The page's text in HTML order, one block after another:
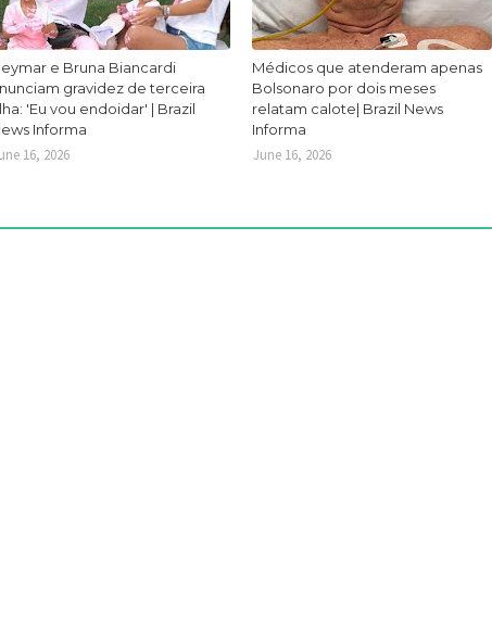
e Bruna Biancardi
gravidez de terceira
'Eu vou endoidar' | Brazil
Informa
16, 2026
Médicos que atenderam apenas
Bolsonaro por dois meses
relatam calote| Brazil News
Informa
June 16, 2026